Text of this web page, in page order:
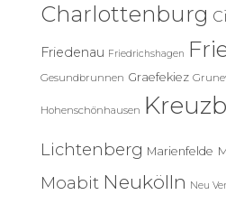
c
:
Charlottenburg
Friedenau Friedrichshagen
Gesundbrunnen Graefekiez
Hohenschönhausen
Lichtenberg Marienfelde
Moabit Neukölln Neu